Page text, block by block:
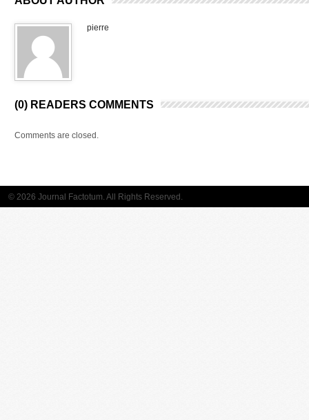
pierre
(0) READERS COMMENTS
Comments are closed.
© 2026 Journal Factotum. All Rights Reserved.